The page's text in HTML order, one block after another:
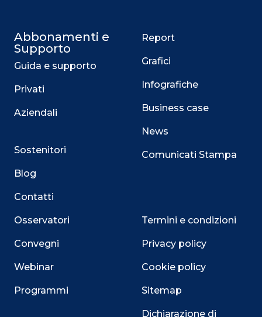
Abbonamenti e
Supporto
Guida e supporto
Privati
Aziendali
Sostenitori
Blog
Contatti
Osservatori
Convegni
Webinar
Programmi
Report
Grafici
Infografiche
Business case
News
Comunicati Stampa
Termini e condizioni
Privacy policy
Cookie policy
Sitemap
Dichiarazione di